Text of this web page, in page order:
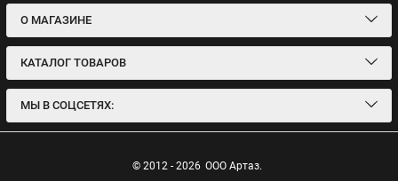
О МАГАЗИНЕ
КАТАЛОГ ТОВАРОВ
МЫ В СОЦСЕТЯХ:
© 2012 - 2026 ООО Артаз.